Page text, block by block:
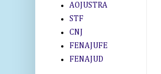
AOJUSTRA
STF
CNJ
FENAJUFE
FENAJUD